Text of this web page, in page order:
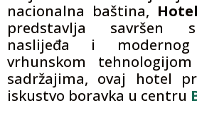
nacionalna baština,
predstavlja savršen
naslijeđa i
vrhunskom
sadržajima, ovaj hotel
iskustvo boravka u centru